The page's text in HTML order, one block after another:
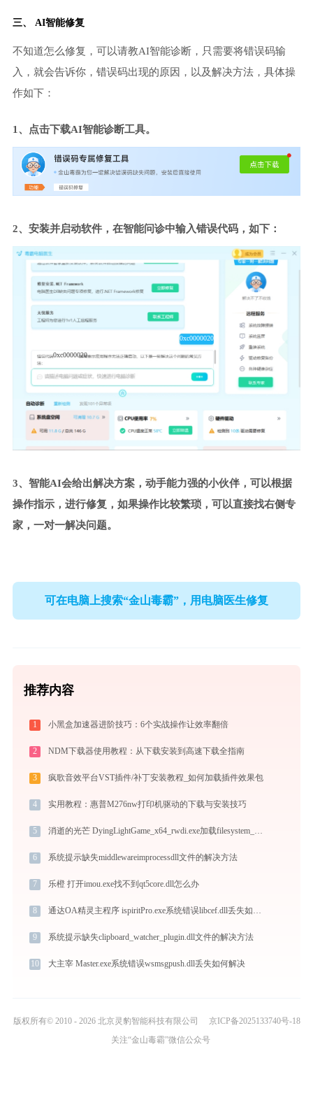
三、 AI智能修复
不知道怎么修复，可以请教AI智能诊断，只需要将错误码输
入，就会告诉你，错误码出现的原因，以及解决方法，具体操
作如下：
1、点击下载AI智能诊断工具。
2、安装并启动软件，在智能问诊中输入错误代码，如下：
0xc0000020
0xc0000020
3、智能AI会给出解决方案，动手能力强的小伙伴，可以根据
操作指示，进行修复，如果操作比较繁琐，可以直接找右侧专
家，一对一解决问题。
可在电脑上搜索“金山毒霸”，用电脑医生修复
推荐内容
1 小黑盒加速器进阶技巧：6个实战操作让效率翻倍
2 NDM下载器使用教程：从下载安装到高速下载全指南
3 疯歌音效平台VST插件/补丁安装教程_如何加载插件效果包
4 实用教程：惠普M276nw打印机驱动的下载与安装技巧
5 消逝的光芒 DyingLightGame_x64_rwdi.exe加载filesystem_x64_rwdi.dll文件丢失处理办法
6 系统提示缺失middlewareimprocessdll文件的解决方法
7 乐橙 打开imou.exe找不到qt5core.dll怎么办
8 通达OA精灵主程序 ispiritPro.exe系统错误libcef.dll丢失如何解决
9 系统提示缺失clipboard_watcher_plugin.dll文件的解决方法
10 大主宰 Master.exe系统错误wsmsgpush.dll丢失如何解决
版权所有© 2010 - 2026 北京灵豹智能科技有限公司
京ICP备2025133740号-18
关注“金山毒霸”微信公众号